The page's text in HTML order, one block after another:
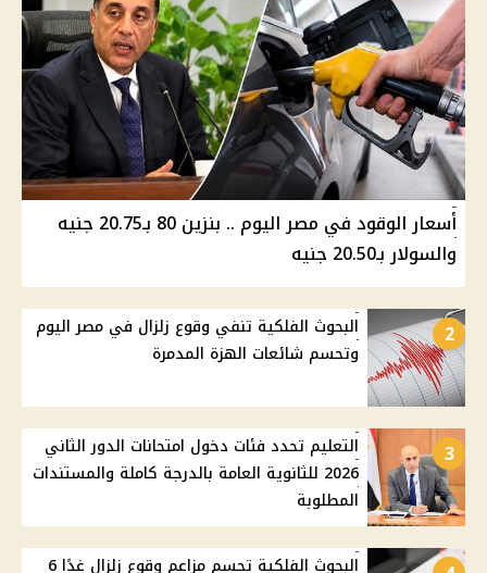
أسعار الوقود في مصر اليوم .. بنزين 80 بـ20.75 جنيه
والسولار بـ20.50 جنيه
2
البحوث الفلكية تنفي وقوع زلزال في مصر اليوم
وتحسم شائعات الهزة المدمرة
3
التعليم تحدد فئات دخول امتحانات الدور الثاني
2026 للثانوية العامة بالدرجة كاملة والمستندات
المطلوبة
البحوث الفلكية تحسم مزاعم وقوع زلزال غدًا 6